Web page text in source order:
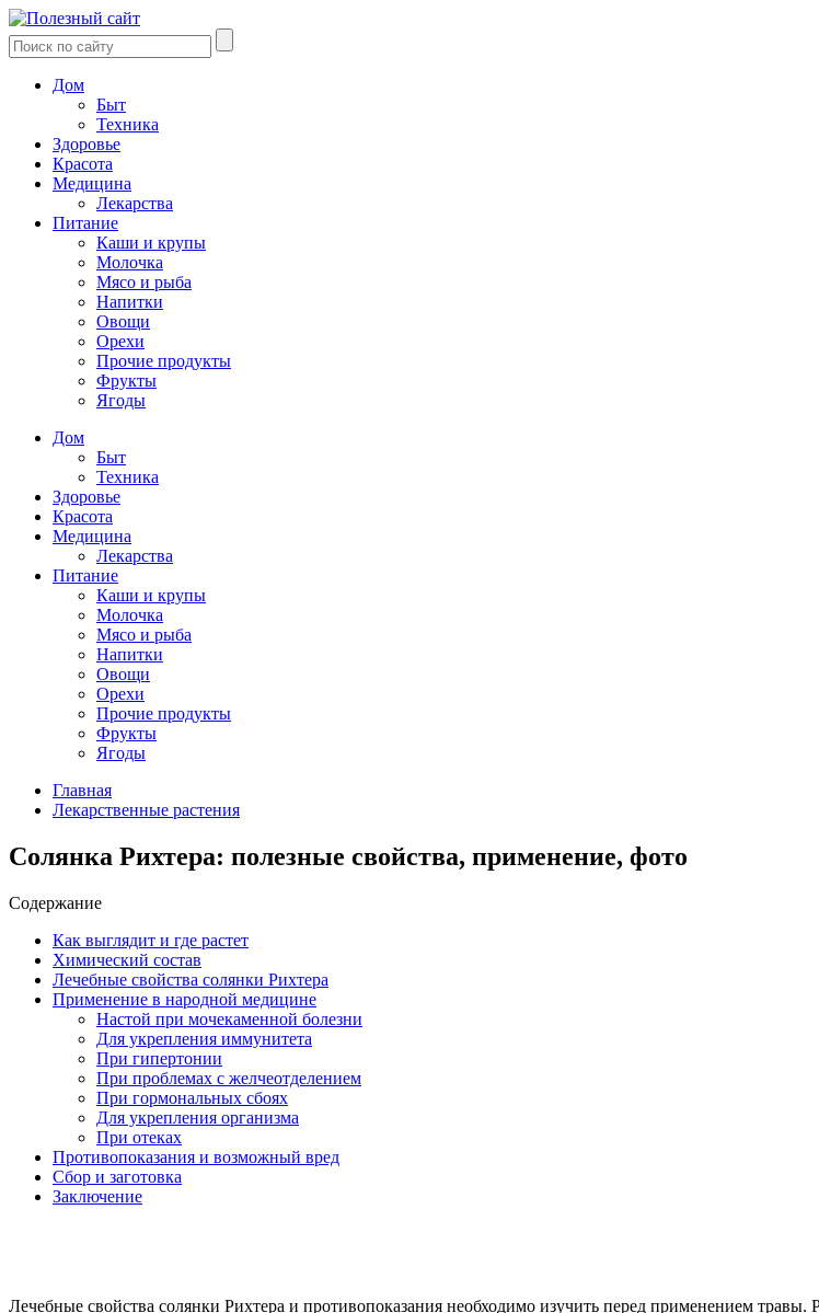
Дом
Быт
Техника
Здоровье
Красота
Медицина
Лекарства
Питание
Каши и крупы
Молочка
Мясо и рыба
Напитки
Овощи
Орехи
Прочие продукты
Фрукты
Ягоды
Дом
Быт
Техника
Здоровье
Красота
Медицина
Лекарства
Питание
Каши и крупы
Молочка
Мясо и рыба
Напитки
Овощи
Орехи
Прочие продукты
Фрукты
Ягоды
Главная
Лекарственные растения
Солянка Рихтера: полезные свойства, применение, фото
Содержание
Как выглядит и где растет
Химический состав
Лечебные свойства солянки Рихтера
Применение в народной медицине
Настой при мочекаменной болезни
Для укрепления иммунитета
При гипертонии
При проблемах с желчеотделением
При гормональных сбоях
Для укрепления организма
При отеках
Противопоказания и возможный вред
Сбор и заготовка
Заключение
Лечебные свойства солянки Рихтера и противопоказания необходимо изучить перед применением